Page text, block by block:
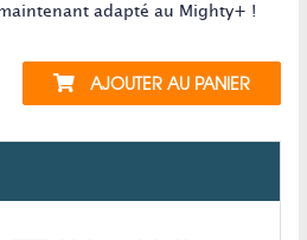
adapté au Mighty+ !
AJOUTER AU PANIER